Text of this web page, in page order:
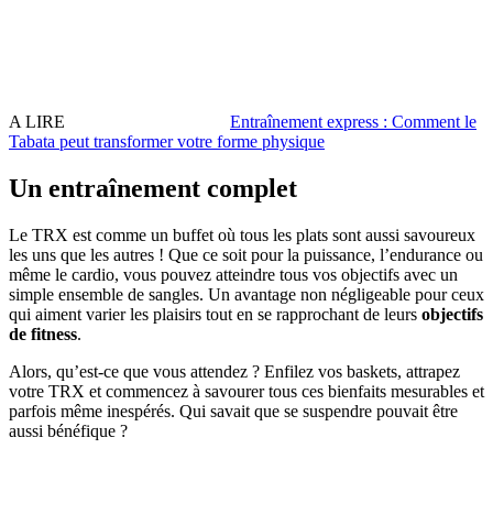
A LIRE
Entraînement express : Comment le
Tabata peut transformer votre forme physique
Un entraînement complet
Le TRX est comme un buffet où tous les plats sont aussi savoureux
les uns que les autres ! Que ce soit pour la puissance, l’endurance ou
même le cardio, vous pouvez atteindre tous vos objectifs avec un
simple ensemble de sangles. Un avantage non négligeable pour ceux
qui aiment varier les plaisirs tout en se rapprochant de leurs objectifs
de fitness.
Alors, qu’est-ce que vous attendez ? Enfilez vos baskets, attrapez
votre TRX et commencez à savourer tous ces bienfaits mesurables et
parfois même inespérés. Qui savait que se suspendre pouvait être
aussi bénéfique ?